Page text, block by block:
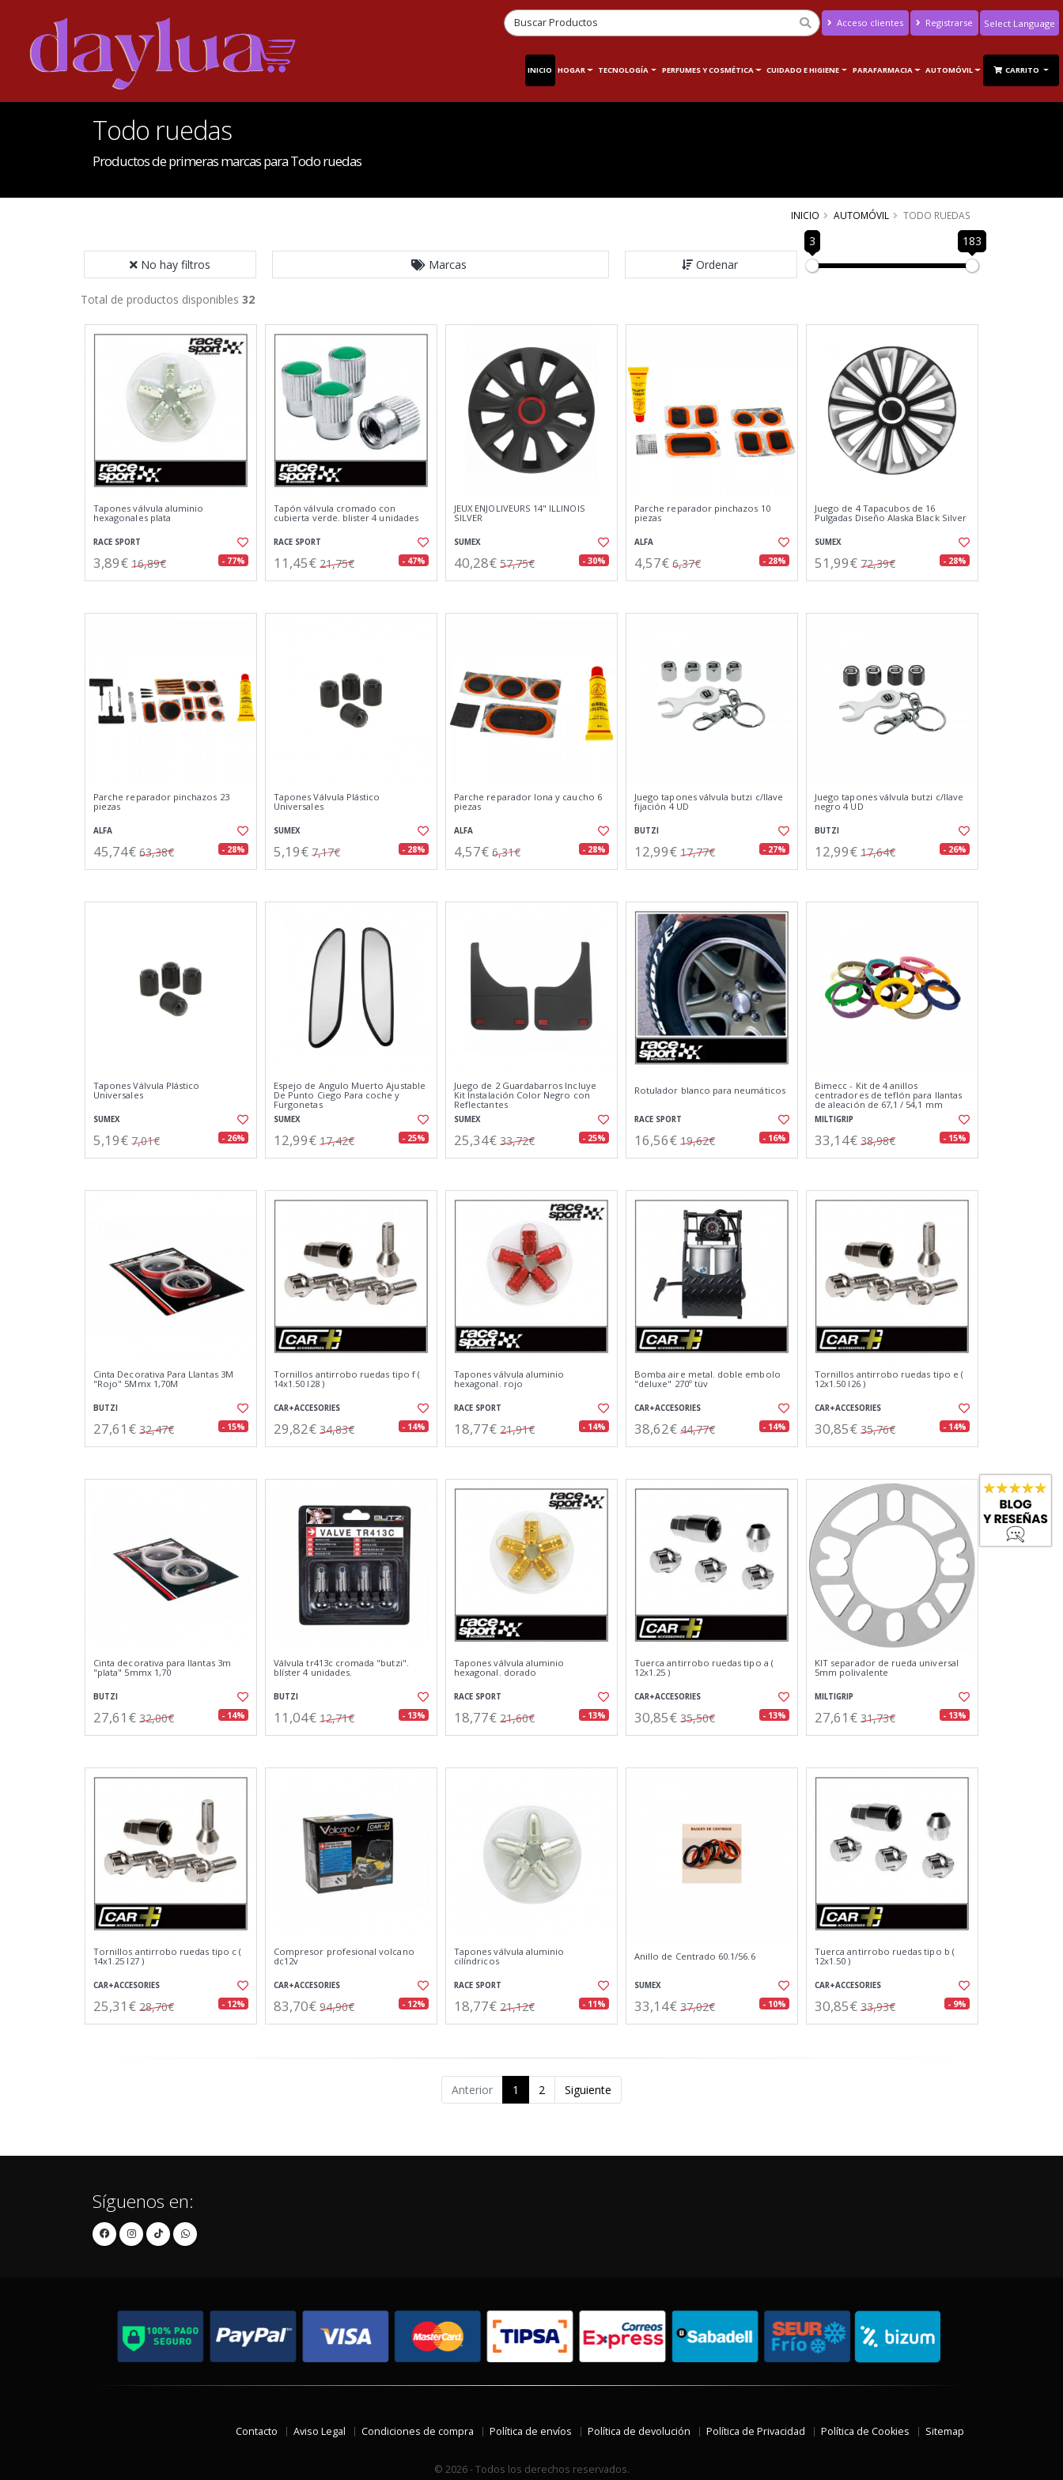
Acceso clientes Registrarse
Translate
INICIO HOGAR TECNOLOGÍA PERFUMES Y COSMÉTICA CUIDADO E HIGIENE PARAFARMACIA AUTOMÓVIL CARRITO
Todo ruedas
Productos de primeras marcas para Todo ruedas
INICIO AUTOMÓVIL TODO RUEDAS
No hay filtros Marcas Ordenar
3 183
Total de productos disponibles 32
Tapones válvula aluminio
hexagonales plata
RACE SPORT
3,89€ 16,89€ - 77%
Tapón válvula cromado con
cubierta verde. blister 4 unidades
RACE SPORT
11,45€ 21,75€ - 47%
JEUX ENJOLIVEURS 14" ILLINOIS
SILVER
SUMEX
40,28€ 57,75€ - 30%
Parche reparador pinchazos 10
piezas
ALFA
4,57€ 6,37€ - 28%
Juego de 4 Tapacubos de 16
Pulgadas Diseño Alaska Black Silver
SUMEX
51,99€ 72,39€ - 28%
Parche reparador pinchazos 23
piezas
ALFA
45,74€ 63,38€ - 28%
Tapones Válvula Plástico
Universales
SUMEX
5,19€ 7,17€ - 28%
Parche reparador lona y caucho 6
piezas
ALFA
4,57€ 6,31€ - 28%
Juego tapones válvula butzi c/llave
fijación 4 UD
BUTZI
12,99€ 17,77€ - 27%
Juego tapones válvula butzi c/llave
negro 4 UD
BUTZI
12,99€ 17,64€ - 26%
Tapones Válvula Plástico
Universales
SUMEX
5,19€ 7,01€ - 26%
Espejo de Angulo Muerto Ajustable
De Punto Ciego Para coche y
Furgonetas
SUMEX
12,99€ 17,42€ - 25%
Juego de 2 Guardabarros Incluye
Kit Instalación Color Negro con
Reflectantes
SUMEX
25,34€ 33,72€ - 25%
Rotulador blanco para neumáticos
RACE SPORT
16,56€ 19,62€ - 16%
Bimecc - Kit de 4 anillos
centradores de teflón para llantas
de aleación de 67,1 / 54,1 mm
MILTIGRIP
33,14€ 38,98€ - 15%
Cinta Decorativa Para Llantas 3M
"Rojo" 5Mmx 1,70M
BUTZI
27,61€ 32,47€ - 15%
Tornillos antirrobo ruedas tipo f (
14x1.50 l28 )
CAR+ACCESORIES
29,82€ 34,83€ - 14%
Tapones válvula aluminio
hexagonal. rojo
RACE SPORT
18,77€ 21,91€ - 14%
Bomba aire metal. doble embolo
"deluxe" 270º tüv
CAR+ACCESORIES
38,62€ 44,77€ - 14%
Tornillos antirrobo ruedas tipo e (
12x1.50 l26 )
CAR+ACCESORIES
30,85€ 35,76€ - 14%
Cinta decorativa para llantas 3m
"plata" 5mmx 1,70
BUTZI
27,61€ 32,00€ - 14%
Válvula tr413c cromada "butzi".
blíster 4 unidades.
BUTZI
11,04€ 12,71€ - 13%
Tapones válvula aluminio
hexagonal. dorado
RACE SPORT
18,77€ 21,60€ - 13%
Tuerca antirrobo ruedas tipo a (
12x1.25 )
CAR+ACCESORIES
30,85€ 35,50€ - 13%
KIT separador de rueda universal
5mm polivalente
MILTIGRIP
27,61€ 31,73€ - 13%
Tornillos antirrobo ruedas tipo c (
14x1.25 l27 )
CAR+ACCESORIES
25,31€ 28,70€ - 12%
Compresor profesional volcano
dc12v
CAR+ACCESORIES
83,70€ 94,90€ - 12%
Tapones válvula aluminio
cilíndricos
RACE SPORT
18,77€ 21,12€ - 11%
Anillo de Centrado 60.1/56.6
SUMEX
33,14€ 37,02€ - 10%
Tuerca antirrobo ruedas tipo b (
12x1.50 )
CAR+ACCESORIES
30,85€ 33,93€ - 9%
Anterior 1 2 Siguiente
Síguenos en:
Contacto Aviso Legal Condiciones de compra Política de envíos Política de devolución Política de Privacidad Política de Cookies Sitemap
© 2026 - Todos los derechos reservados.